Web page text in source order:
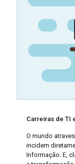
Carreiras de TI
O mundo
incidem
Informação. E,